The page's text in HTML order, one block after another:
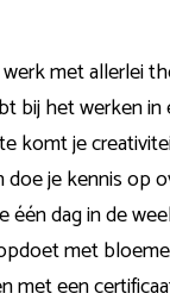
met allerlei
bij het werken in
komt je
doe je kennis op
één dag in de
met
met een